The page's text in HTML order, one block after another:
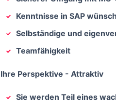
Kenntnisse in SAP
Selbständige und
Teamfähigkeit
Ihre Perspektive - Attraktiv
Sie werden Teil eines